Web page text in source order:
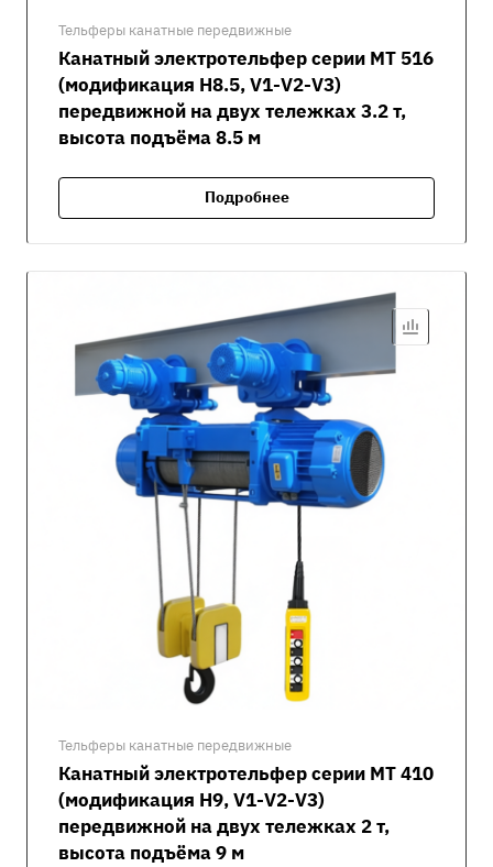
Тельферы канатные передвижные
Канатный электротельфер серии MT 516
(модификация H8.5, V1-V2-V3)
передвижной на двух тележках 3.2 т,
высота подъёма 8.5 м
Подробнее
Тельферы канатные передвижные
Канатный электротельфер серии MT 410
(модификация H9, V1-V2-V3)
передвижной на двух тележках 2 т,
высота подъёма 9 м